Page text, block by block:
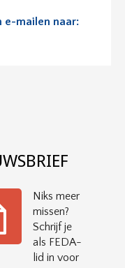
e-mailen naar:
Niks meer
missen?
Schrijf je
als FEDA-
lid in voor